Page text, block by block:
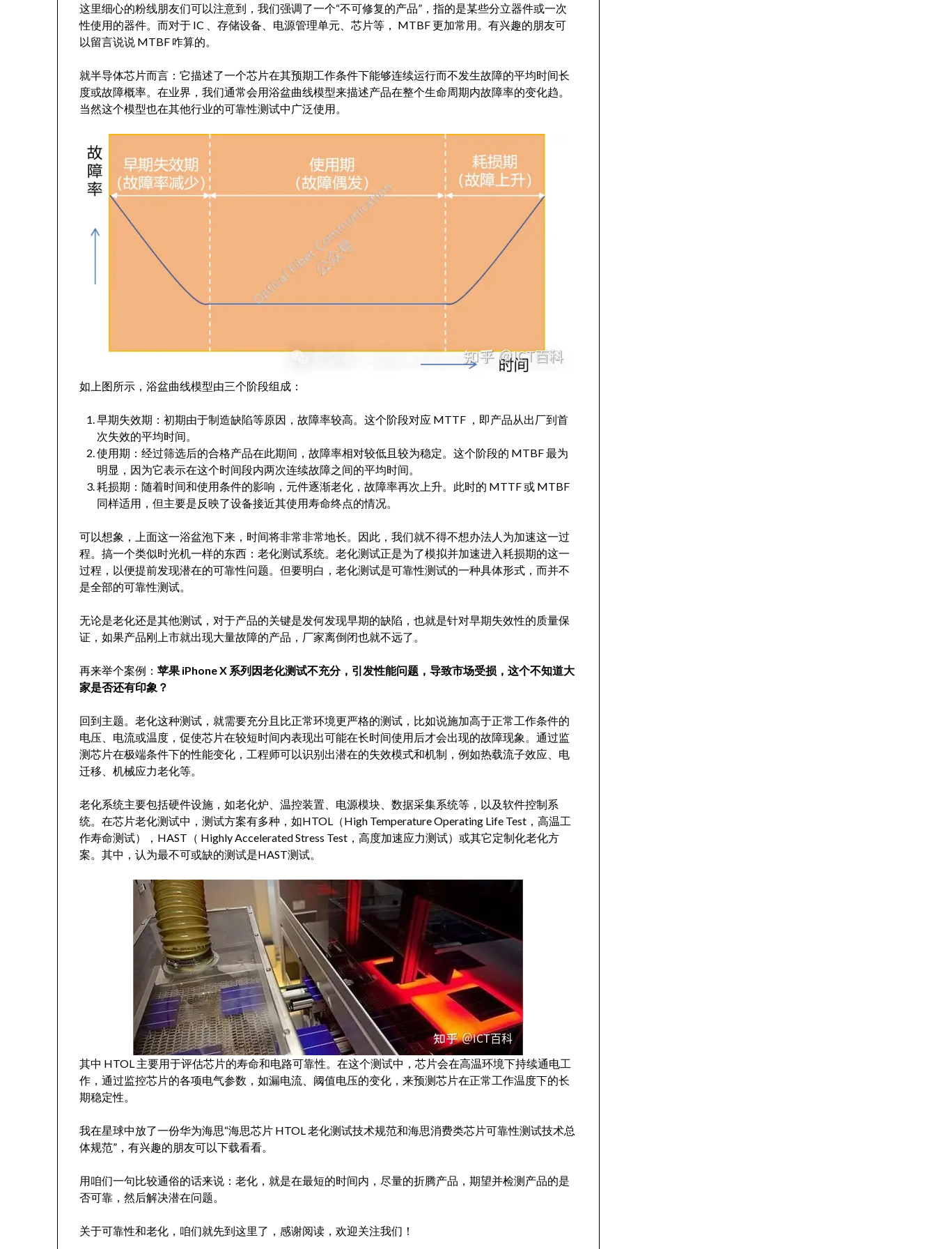
这里细心的粉线朋友们可以注意到，我们强调了一个“不可修复的产品”，指的是某些分立器件或一次
性使用的器件。而对于 IC 、存储设备、电源管理单元、芯片等， MTBF 更加常用。有兴趣的朋友可
以留言说说 MTBF 咋算的。
就半导体芯片而言：它描述了一个芯片在其预期工作条件下能够连续运行而不发生故障的平均时间长
度或故障概率。在业界，我们通常会用浴盆曲线模型来描述产品在整个生命周期内故障率的变化趋。
当然这个模型也在其他行业的可靠性测试中广泛使用。
如上图所示，浴盆曲线模型由三个阶段组成：
早期失效期：初期由于制造缺陷等原因，故障率较高。这个阶段对应 MTTF ，即产品从出厂到首
次失效的平均时间。
使用期：经过筛选后的合格产品在此期间，故障率相对较低且较为稳定。这个阶段的 MTBF 最为
明显，因为它表示在这个时间段内两次连续故障之间的平均时间。
耗损期：随着时间和使用条件的影响，元件逐渐老化，故障率再次上升。此时的 MTTF 或 MTBF
同样适用，但主要是反映了设备接近其使用寿命终点的情况。
可以想象，上面这一浴盆泡下来，时间将非常非常地长。因此，我们就不得不想办法人为加速这一过
程。搞一个类似时光机一样的东西：老化测试系统。老化测试正是为了模拟并加速进入耗损期的这一
过程，以便提前发现潜在的可靠性问题。但要明白，老化测试是可靠性测试的一种具体形式，而并不
是全部的可靠性测试。
无论是老化还是其他测试，对于产品的关键是发何发现早期的缺陷，也就是针对早期失效性的质量保
证，如果产品刚上市就出现大量故障的产品，厂家离倒闭也就不远了。
再来举个案例：苹果 iPhone X 系列因老化测试不充分，引发性能问题，导致市场受损，这个不知道大
家是否还有印象？
回到主题。老化这种测试，就需要充分且比正常环境更严格的测试，比如说施加高于正常工作条件的
电压、电流或温度，促使芯片在较短时间内表现出可能在长时间使用后才会出现的故障现象。通过监
测芯片在极端条件下的性能变化，工程师可以识别出潜在的失效模式和机制，例如热载流子效应、电
迁移、机械应力老化等。
老化系统主要包括硬件设施，如老化炉、温控装置、电源模块、数据采集系统等，以及软件控制系
统。在芯片老化测试中，测试方案有多种，如HTOL（High Temperature Operating Life Test，高温工
作寿命测试），HAST（ Highly Accelerated Stress Test，高度加速应力测试）或其它定制化老化方
案。其中，认为最不可或缺的测试是HAST测试。
其中 HTOL 主要用于评估芯片的寿命和电路可靠性。在这个测试中，芯片会在高温环境下持续通电工
作，通过监控芯片的各项电气参数，如漏电流、阈值电压的变化，来预测芯片在正常工作温度下的长
期稳定性。
我在星球中放了一份华为海思“海思芯片 HTOL 老化测试技术规范和海思消费类芯片可靠性测试技术总
体规范”，有兴趣的朋友可以下载看看。
用咱们一句比较通俗的话来说：老化，就是在最短的时间内，尽量的折腾产品，期望并检测产品的是
否可靠，然后解决潜在问题。
关于可靠性和老化，咱们就先到这里了，感谢阅读，欢迎关注我们！